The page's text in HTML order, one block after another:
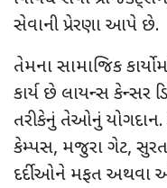
સેવાની પ્રેરણા આપે છે.
તેમના સામાજિક
કાર્ય છે લાયન્સ કેન્સર
તરીકેનું તેઓનું યોગદાન.
કેમ્પસ, મજુરા ગેટ,
દર્દીઓને મફત અથવા